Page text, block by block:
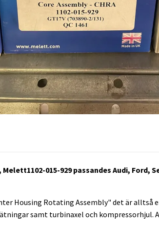
Melett1102-015-929 passandes Audi, Ford,
Housing Rotating Assembly" det är
samt turbinaxel och kompressorhjul.